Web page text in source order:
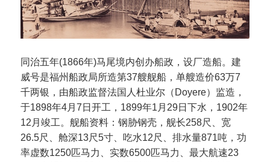
同治五年(1866年)马尾境内创办船政，设厂造船。建
威号是福州船政局所造第37艘舰船，单艘造价63万7
千两银，由船政监督法国人杜业尔（Doyere）监造，
于1898年4月7日开工，1899年1月29日下水，1902年
12月竣工。舰船资料：钢胁钢壳，舰长258尺、宽
26.5尺、舱深13尺5寸、吃水12尺、排水量871吨，功
率虚数1250匹马力、实数6500匹马力、最大航速23